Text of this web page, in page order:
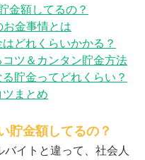
金額してるの？
金事情とは
どれくらいかかる？
ツ＆カンタン貯金方法
貯金ってどれくらい？
まとめ
貯金額してるの？
イトと違って、社会人